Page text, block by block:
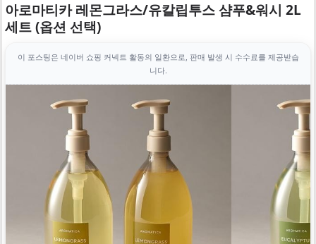
아로마티카 레몬그라스/유칼립투스 샴푸&워시 2L
세트 (옵션 선택)
이 포스팅은 네이버 쇼핑 커넥트 활동의 일환으로, 판매 발생 시 수수료를 제공받습
니다.